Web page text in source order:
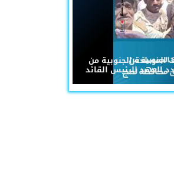
المسلحة الجنوبية من
العهد للرئيس القائد